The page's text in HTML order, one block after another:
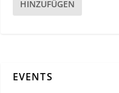
HINZUFÜGEN
EVENTS